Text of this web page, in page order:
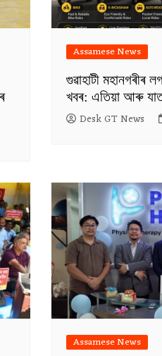
Assamese News
গুৱাহাটী মহানগৰীৰ
খবৰ: এতিয়া আৰু
Desk GT News
Assamese News